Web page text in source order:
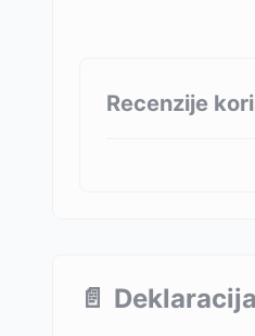
Recenzije
📄 Deklaracija